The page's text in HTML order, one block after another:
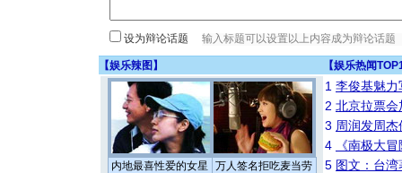
设为辩论话题
【娱乐辣图 】 【娱乐热闻
内地最喜性爱的女星 万人签名拒吃麦当劳
1 李俊基魅力
2 北京拉票
3 周润发周
4
《南极大
5 图文：台